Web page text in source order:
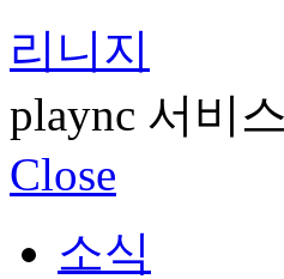
리니지
plaync 서비스
Close
소식